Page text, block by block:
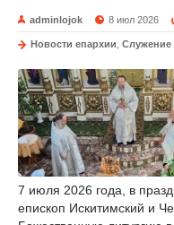
adminlojok 8 июл 2026
Новости епархии Служение
7 июля 2026 года, в
епископ Искитимский и